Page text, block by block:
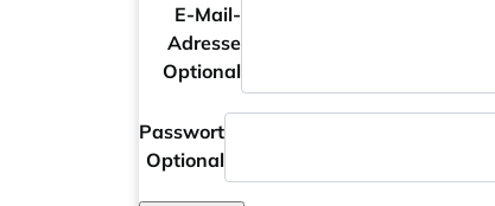
E-Mail-
Adresse
Optional
Passwort
Optional